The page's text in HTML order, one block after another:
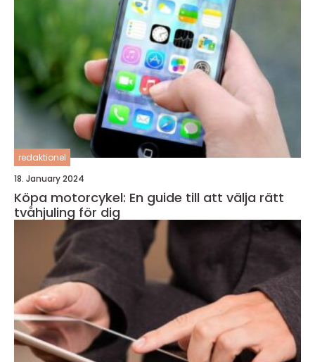
redaktionel
18. January 2024
Köpa motorcykel: En guide till att välja rätt
tvåhjuling för dig